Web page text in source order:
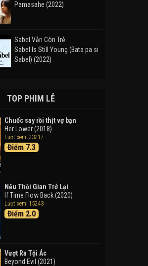
Pamasahe (2022)
Sabel Vẫn Còn Trẻ
Sabel Is Still Young (Bata pa si
Sabel) (2022)
Takas (2024)
Thám Tử Lừng Danh Conan 26:
Tàu Ngầm Sắt Màu Đen
Detective Conan: Black Iron
Phiêu Lưu Vào Thế Giới Trong
Tranh
Doraemon the Movie: Nobita's
Art World Tales (2025)
Tháng Ngày Tươi Đẹp
TOP PHIM LẺ
Chuốc say rồi thịt vợ bạn
Her Lower (2018)
Lượt xem: 23217
Điểm 7.3
Nếu Thời Gian Trở Lại
If Time Flow Back (2020)
Lượt xem: 15243
Điểm 2.0
Vượt Ra Tội Ác
Beyond Evil (2021)